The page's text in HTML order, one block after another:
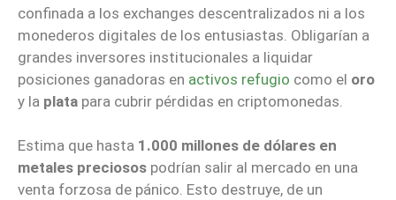
confinada a los exchanges descentralizados ni a los
monederos digitales de los entusiastas. Obligarían a
grandes inversores institucionales a liquidar
posiciones ganadoras en activos refugio como el oro
y la plata para cubrir pérdidas en criptomonedas.
Estima que hasta 1.000 millones de dólares en
metales preciosos podrían salir al mercado en una
venta forzosa de pánico. Esto destruye, de un